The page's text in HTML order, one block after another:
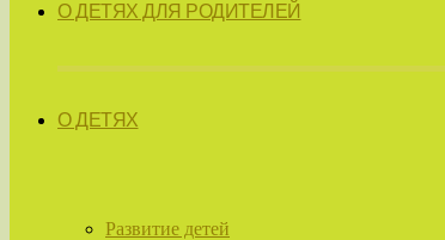
О ДЕТЯХ ДЛЯ РОДИТЕЛЕЙ
О ДЕТЯХ
Развитие детей